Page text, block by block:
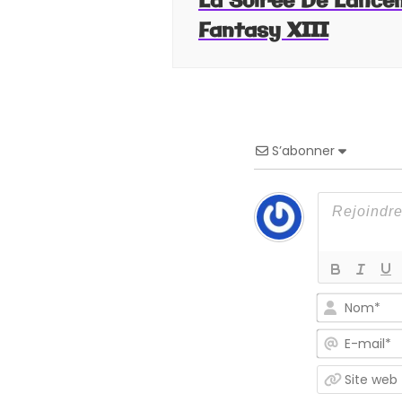
Fantasy XIII
S’abonner